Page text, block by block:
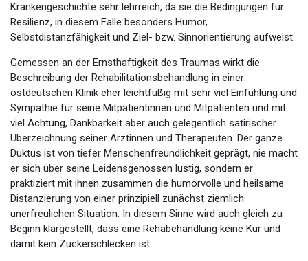
Krankengeschichte sehr lehrreich, da sie die Bedingungen für
Resilienz, in diesem Falle besonders Humor,
Selbstdistanzfähigkeit und Ziel- bzw. Sinnorientierung aufweist.
Gemessen an der Ernsthaftigkeit des Traumas wirkt die
Beschreibung der Rehabilitationsbehandlung in einer
ostdeutschen Klinik eher leichtfüßig mit sehr viel Einfühlung und
Sympathie für seine Mitpatientinnen und Mitpatienten und mit
viel Achtung, Dankbarkeit aber auch gelegentlich satirischer
Überzeichnung seiner Ärztinnen und Therapeuten. Der ganze
Duktus ist von tiefer Menschenfreundlichkeit geprägt, nie macht
er sich über seine Leidensgenossen lustig, sondern er
praktiziert mit ihnen zusammen die humorvolle und heilsame
Distanzierung von einer prinzipiell zunächst ziemlich
unerfreulichen Situation. In diesem Sinne wird auch gleich zu
Beginn klargestellt, dass eine Rehabehandlung keine Kur und
damit kein Zuckerschlecken ist.